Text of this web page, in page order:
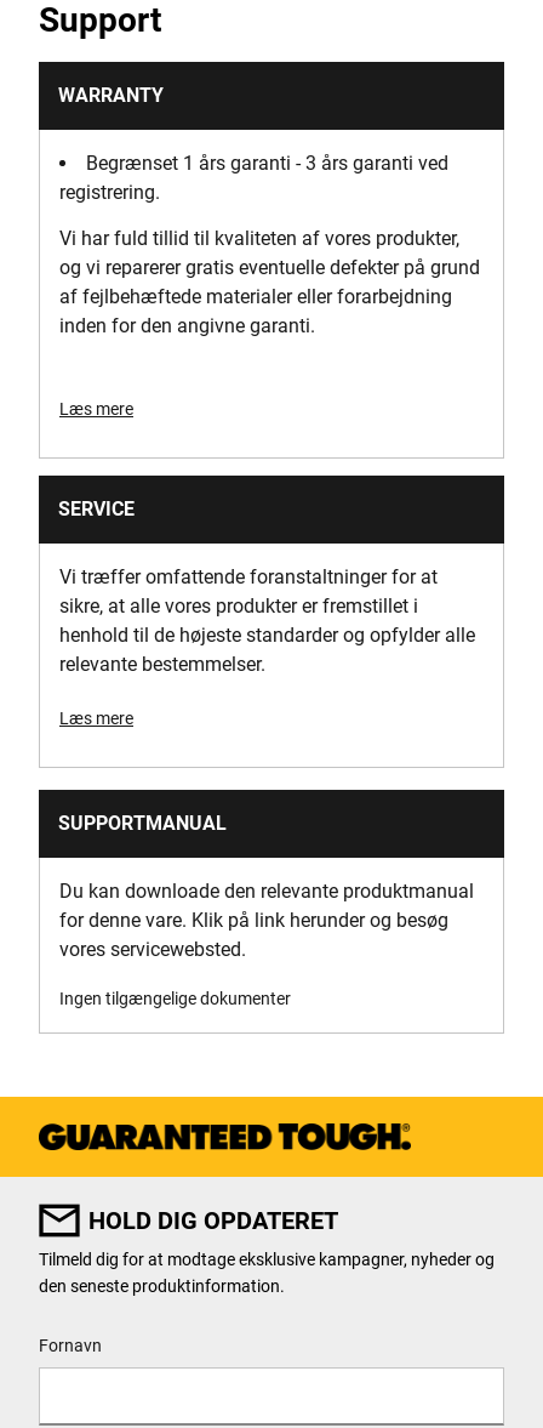
3
Antal hastighedsindstillinger
Emballage
Effekt [W]
500
Batteridrevet
101
Produktvægt brutto [kg]
Værktøjslængde [mm]
Usikkerhed K1 (Vibration)
Vægt (inkl. batteri) [kg]
1.32
Support
WARRANTY
Begrænset 1 års garanti - 3 års garanti ved
registrering.
Vi har fuld tillid til kvaliteten af vores produkter,
og vi reparerer gratis eventuelle defekter på grund
af fejlbehæftede materialer eller forarbejdning
inden for den angivne garanti.
Læs mere
SERVICE
Vi træffer omfattende foranstaltninger for at
sikre, at alle vores produkter er fremstillet i
henhold til de højeste standarder og opfylder alle
relevante bestemmelser.
Læs mere
SUPPORTMANUAL
Du kan downloade den relevante produktmanual
for denne vare. Klik på link herunder og besøg
vores servicewebsted.
Ingen tilgængelige dokumenter
HOLD DIG OPDATERET
Tilmeld dig for at modtage eksklusive kampagner, nyheder og
den seneste produktinformation.
Fornavn